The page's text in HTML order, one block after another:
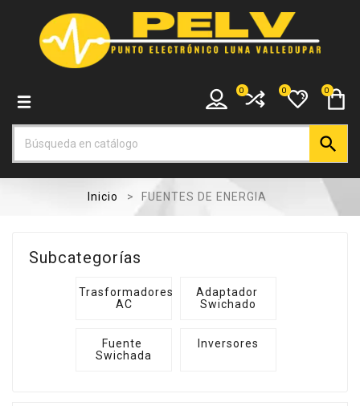
0
0
0

Inicio FUENTES DE ENERGIA
Subcategorías
Trasformadores
AC
Adaptador
Swichado
Fuente
Swichada
Inversores